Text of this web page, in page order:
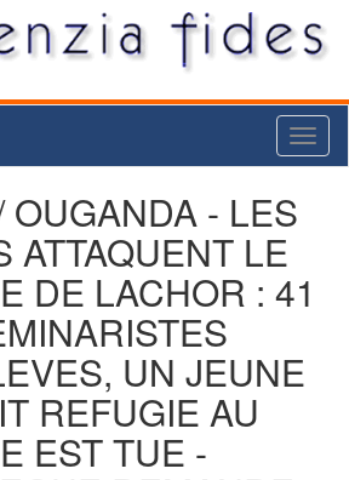
OUGANDA - LES
ATTAQUENT LE
DE LACHOR : 41
UN JEUNE
REFUGIE AU
EST TUE -